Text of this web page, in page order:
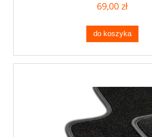
69,00 zł
do koszyka